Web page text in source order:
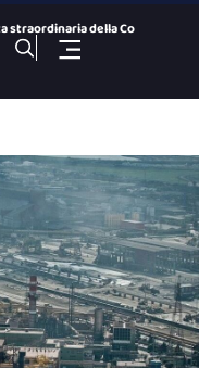
straordinaria della Co
Commissione Ambie
al centro per i cetacei
out: si chiude la pr
Agosto 2026. Taranto,
2026. Via Ligur
2026. ex Ilva ministro
2026. Via Ligur